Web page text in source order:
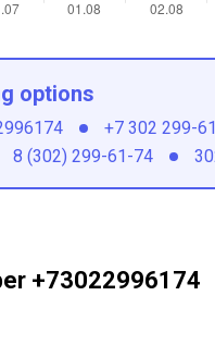
options
+7 302 299-
8 (302) 299-61-74
+73022996174